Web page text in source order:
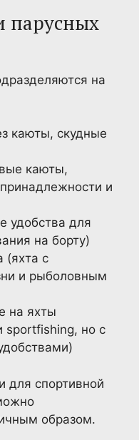
парусных
на
каюты, скудные
каюты,
и
удобства для
на борту)
(яхта с
и рыболовным
на яхты
sportfishing, но с
для спортивной
образом.